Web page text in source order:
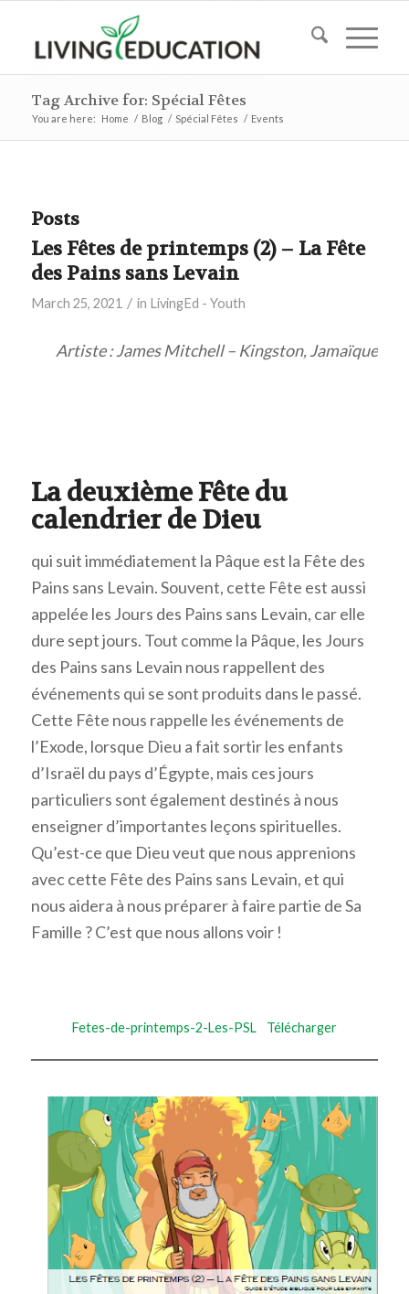
Tag Archive for: Spécial Fêtes
You are here: Home / Blog / Spécial Fêtes / Events
Posts
Les Fêtes de printemps (2) – La Fête
des Pains sans Levain
March 25, 2021 / in LivingEd - Youth
Artiste : James Mitchell – Kingston, Jamaïque
La deuxième Fête du
calendrier de Dieu
qui suit immédiatement la Pâque est la Fête des
Pains sans Levain. Souvent, cette Fête est aussi
appelée les Jours des Pains sans Levain, car elle
dure sept jours. Tout comme la Pâque, les Jours
des Pains sans Levain nous rappellent des
événements qui se sont produits dans le passé.
Cette Fête nous rappelle les événements de
l’Exode, lorsque Dieu a fait sortir les enfants
d’Israël du pays d’Égypte, mais ces jours
particuliers sont également destinés à nous
enseigner d’importantes leçons spirituelles.
Qu’est-ce que Dieu veut que nous apprenions
avec cette Fête des Pains sans Levain, et qui
nous aidera à nous préparer à faire partie de Sa
Famille ? C’est que nous allons voir !
Fetes-de-printemps-2-Les-PSL Télécharger